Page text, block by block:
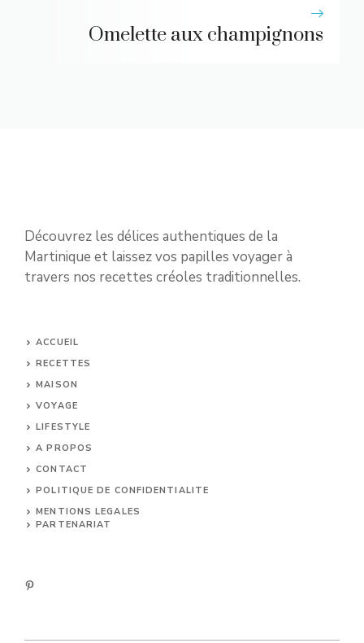
Omelette aux champignons
Découvrez les délices authentiques de la
Martinique et laissez vos papilles voyager à
travers nos recettes créoles traditionnelles.
ACCUEIL
RECETTES
MAISON
VOYAGE
LIFESTYLE
A PROPOS
CONTACT
POLITIQUE DE CONFIDENTIALITE
MENTIONS LEGALES
PARTENARIAT